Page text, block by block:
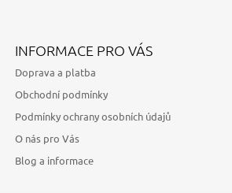
INFORMACE PRO VÁS
Doprava a platba
Obchodní podmínky
Podmínky ochrany osobních údajů
O nás pro Vás
Blog a informace